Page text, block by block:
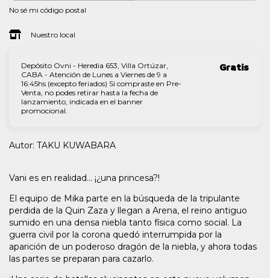
No sé mi código postal
Nuestro local
Depósito Ovni - Heredia 653, Villa Ortúzar,
CABA - Atención de Lunes a Viernes de 9 a
16:45hs (excepto feriados) Si compraste en Pre-
Venta, no podes retirar hasta la fecha de
lanzamiento, indicada en el banner
promocional.
Gratis
Autor: TAKU KUWABARA
Vani es en realidad... ¡¿una princesa?!
El equipo de Mika parte en la búsqueda de la tripulante
perdida de la Quin Zaza y llegan a Arena, el reino antiguo
sumido en una densa niebla tanto física como social. La
guerra civil por la corona quedó interrumpida por la
aparición de un poderoso dragón de la niebla, y ahora todas
las partes se preparan para cazarlo.